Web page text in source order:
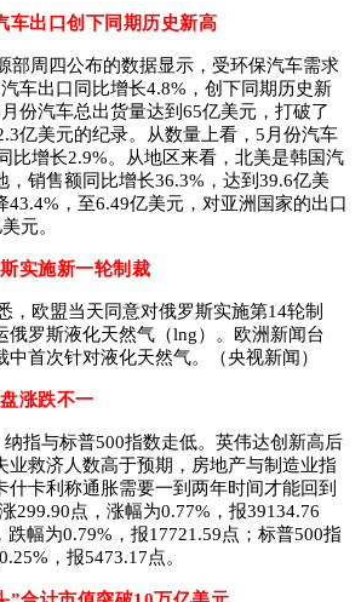
车出口创下同期历史新高
部周四公布的数据显示，受环保汽车需求
车出口同比增长4.8%，创下同期历史新
份汽车总出货量达到65亿美元，打破了
亿美元的纪录。从数量上看，5月份汽车
比增长2.9%。从地区来看，北美是韩国汽
，销售额同比增长36.3%，达到39.6亿美
43.4%，至6.49亿美元，对亚洲国家的出口
元。
实施新一轮制裁
，欧盟当天同意对俄罗斯实施第14轮制
俄罗斯液化天然气（lng）。欧洲新闻台
中首次针对液化天然气。（央视新闻）
涨跌不一
指与标普500指数走低。英伟达创新高后
业救济人数高于预期，房地产与制造业指
什卡利称通胀需要一到两年时间才能回到
299.90点，涨幅为0.77%，报39134.76
跌幅为0.79%，报17721.59点；标普500指
，报5473.17点。